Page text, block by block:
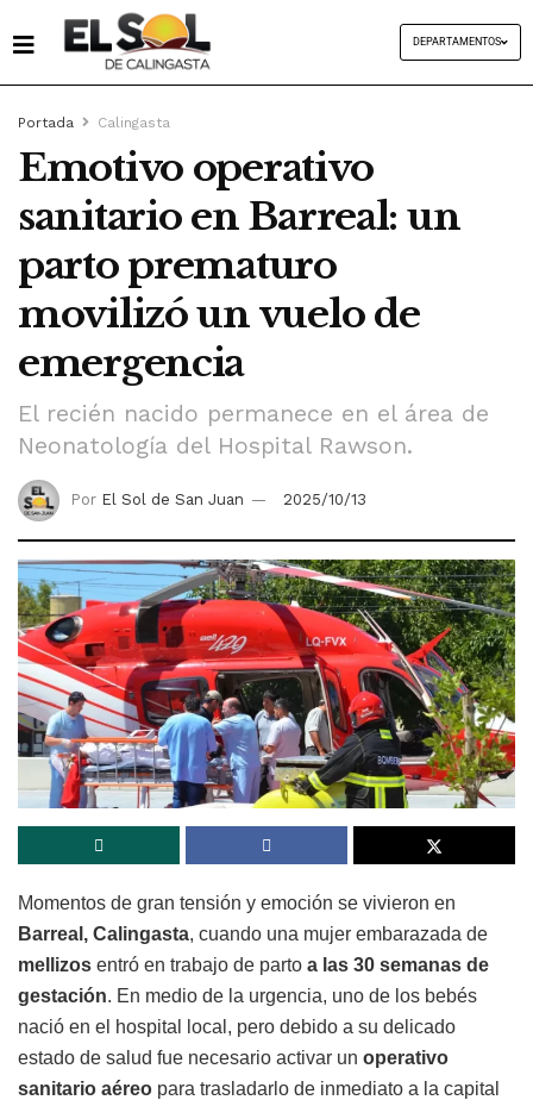
DEPARTAMENTOS
Portada Calingasta
Emotivo operativo
sanitario en Barreal: un
parto prematuro
movilizó un vuelo de
emergencia
El recién nacido permanece en el área de
Neonatología del Hospital Rawson.
Por El Sol de San Juan 2025/10/13
Momentos de gran tensión y emoción se vivieron en
Barreal, Calingasta, cuando una mujer embarazada de
mellizos entró en trabajo de parto a las 30 semanas de
gestación. En medio de la urgencia, uno de los bebés
nació en el hospital local, pero debido a su delicado
estado de salud fue necesario activar un operativo
sanitario aéreo para trasladarlo de inmediato a la capital